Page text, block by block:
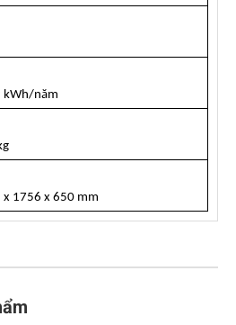
kWh/năm
x 1756 x 650 mm